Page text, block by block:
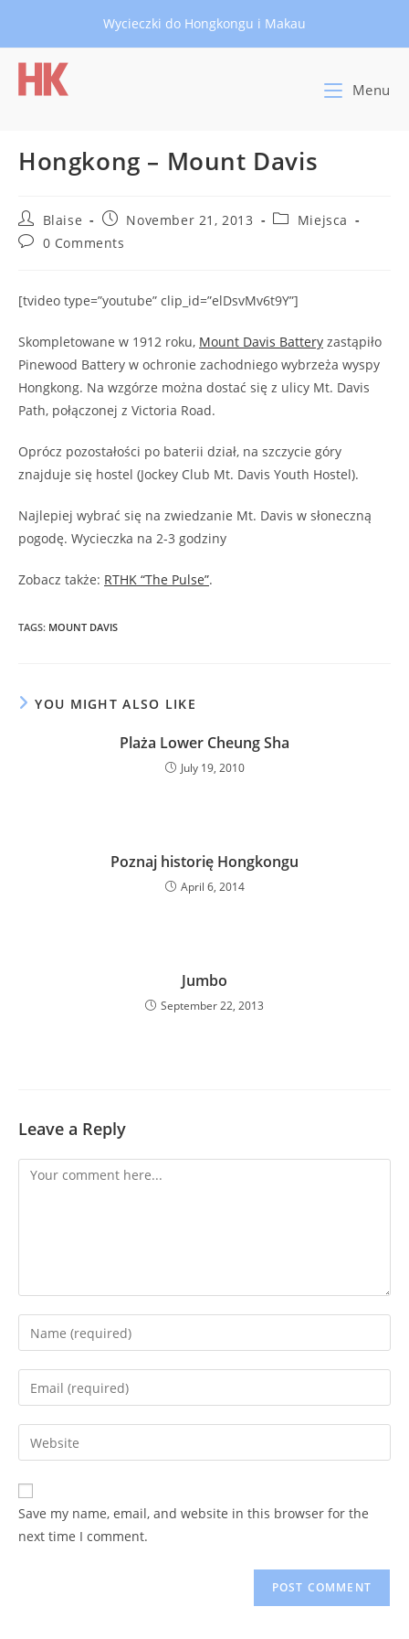
Wycieczki do Hongkongu i Makau
Menu
Hongkong – Mount Davis
Post
author:
Blaise
Post
published:
November 21, 2013
PostMiejsca
Post0 Comments
[tvideo type=”youtube” clip_id=”elDsvMv6t9Y”]
Skompletowane w 1912 roku, Mount Davis Battery zastąpiło
Pinewood Battery w ochronie zachodniego wybrzeża wyspy
Hongkong. Na wzgórze można dostać się z ulicy Mt. Davis
Path, połączonej z Victoria Road.
Oprócz pozostałości po baterii dział, na szczycie góry
znajduje się hostel (Jockey Club Mt. Davis Youth Hostel).
Najlepiej wybrać się na zwiedzanie Mt. Davis w słoneczną
pogodę. Wycieczka na 2-3 godziny
Zobacz także: RTHK “The Pulse”.
TAGS: MOUNT DAVIS
YOU MIGHT ALSO LIKE
Plaża Lower Cheung Sha
July 19, 2010
Poznaj historię Hongkongu
April 6, 2014
Jumbo
September 22, 2013
Leave a Reply
Comment
Enter
your
name
comment
Enter
your
email
address
comment
Enter
your
website
URL
(optional)
Save my name, email, and website in this browser for the
next time I comment.